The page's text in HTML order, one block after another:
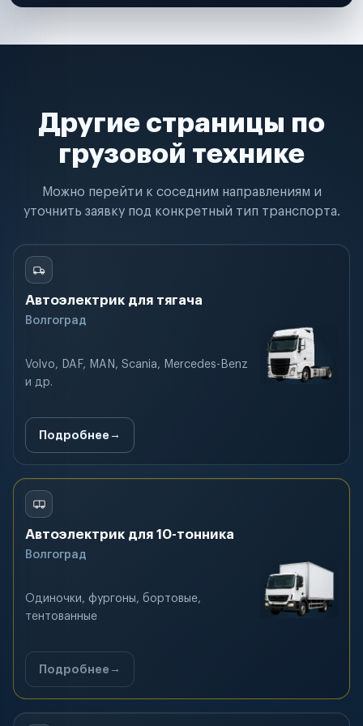
Другие страницы по
грузовой технике
Можно перейти к соседним направлениям и
уточнить заявку под конкретный тип транспорта.
Автоэлектрик для тягача
Волгоград
Volvo, DAF, MAN, Scania, Mercedes-Benz
и др.
Подробнее
Автоэлектрик для 10-тонника
Волгоград
Одиночки, фургоны, бортовые,
тентованные
Подробнее